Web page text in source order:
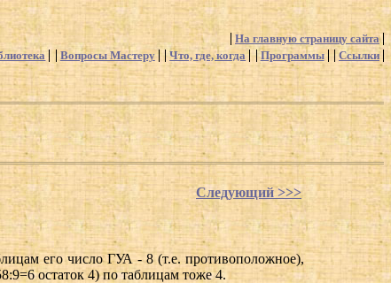
На главную страницу сайта
Вопросы Мастеру Что, где, когда Программы Ссылки
Следующий >>>
его число ГУА - 8 (т.е. противоположное),
остаток 4) по таблицам тоже 4.